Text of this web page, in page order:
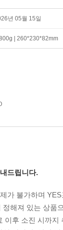
년 05월 15일
| 260*230*82mm
드립니다.
가 불가하며
해져 있는 상품
후 소진 시까지